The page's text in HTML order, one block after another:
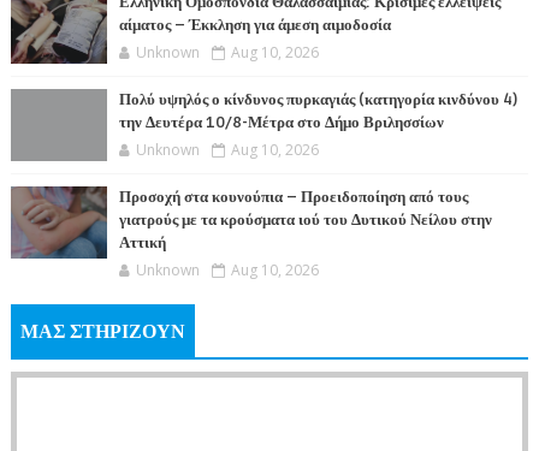
αίματος – Έκκληση για άμεση αιμοδοσία
Unknown Aug 10, 2026
Πολύ υψηλός ο κίνδυνος πυρκαγιάς (κατηγορία κινδύνου 4)
την Δευτέρα 10/8-Μέτρα στο Δήμο Βριλησσίων
Unknown Aug 10, 2026
Προσοχή στα κουνούπια – Προειδοποίηση από τους
γιατρούς με τα κρούσματα ιού του Δυτικού Νείλου στην
Αττική
Unknown Aug 10, 2026
ΜΑΣ ΣΤΗΡΙΖΟΥΝ